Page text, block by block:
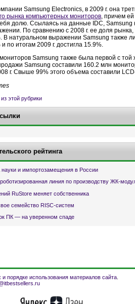
Samsung Electronics, в 2009 г. она
рынка компьютерных мониторов, причем
долю. Ссылаясь на данные IDC,
По сравнению с 2008 г. ее доля рынка,
В натуральном выражении Samsung также
по итогам 2009 г. достигла 15.9%.
Samsung также была первой с той
Samsung составили 160.2 млн
г. Свыше 99% этого объема составили
этой рубрики
рейтинга
науки и импортозамещения в России
линия по производству ЖК-
RuStore меняет собственника
семейство RISC-систем
ПК — на уверенном спаде
порядке использования материалов сайта